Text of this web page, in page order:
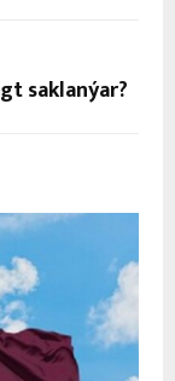
saklanýar?